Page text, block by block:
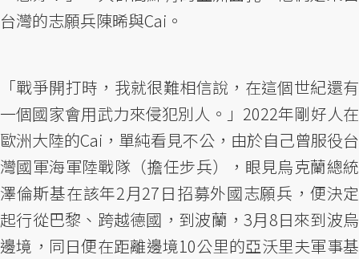
台灣的志願兵陳晞與Cai。
「戰爭開打時，我就很難相信說，在這個世紀還有
一個國家會用武力來侵犯別人。」2022年剛好人在
歐洲大陸的Cai，單純看見不公，由於自己曾服役台
灣國軍海軍陸戰隊（擔任步兵），眼見烏克蘭總統
澤倫斯基在該年2月27日招募外國志願兵，便決定
起行從巴黎、跨越德國，到波蘭，3月8日來到波烏
邊境，同日便在距離邊境10公里的亞沃里夫軍事基